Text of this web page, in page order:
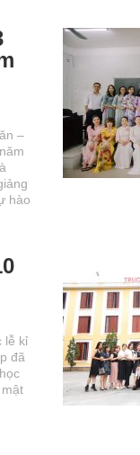
–
hào
lễ kỉ
đã